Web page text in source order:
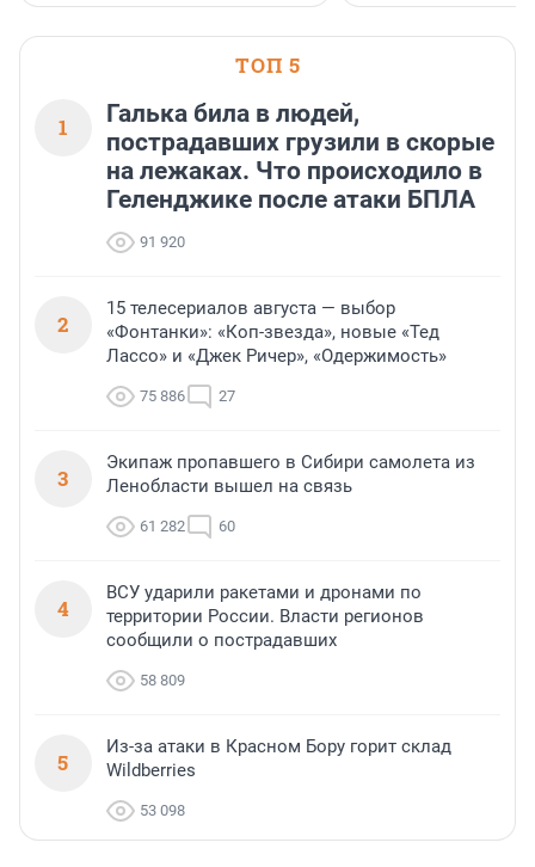
ТОП 5
1
Галька била в людей,
пострадавших грузили в скорые
на лежаках. Что происходило в
Геленджике после атаки БПЛА
91 920
2
15 телесериалов августа — выбор
«Фонтанки»: «Коп-звезда», новые «Тед
Лассо» и «Джек Ричер», «Одержимость»
75 886 27
3
Экипаж пропавшего в Сибири самолета из
Ленобласти вышел на связь
61 282 60
4
ВСУ ударили ракетами и дронами по
территории России. Власти регионов
сообщили о пострадавших
58 809
5
Из-за атаки в Красном Бору горит склад
Wildberries
53 098